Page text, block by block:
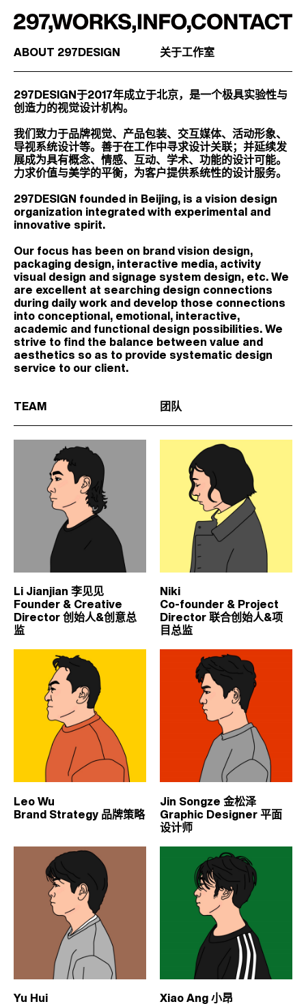
297
works
contact
ABOUT 297DESIGN 关于工作室
297DESIGN于2017年成立于北京，是一个极具实验性与
创造力的视觉设计机构。
我们致力于品牌视觉、产品包装、交互媒体、活动形象、
导视系统设计等。善于在工作中寻求设计关联；并延续发
展成为具有概念、情感、互动、学术、功能的设计可能。
力求价值与美学的平衡，为客户提供系统性的设计服务。
297DESIGN founded in Beijing, is a vision design
organization integrated with experimental and
innovative spirit.
Our focus has been on brand vision design,
packaging design, interactive media, activity
visual design and signage system design, etc. We
are excellent at searching design connections
during daily work and develop those connections
into conceptional, emotional, interactive,
academic and functional design possibilities. We
strive to ﬁnd the balance between value and
aesthetics so as to provide systematic design
service to our client.
TEAM 团队
Li Jianjian 李见见
Founder & Creative
Director 创始人&创意总
监
Niki
Co-founder & Project
Director 联合创始人&项
目总监
Leo Wu
Brand Strategy 品牌策略
Jin Songze 金松泽
Graphic Designer 平面
设计师
Yu Hui
Xiao Ang 小昂